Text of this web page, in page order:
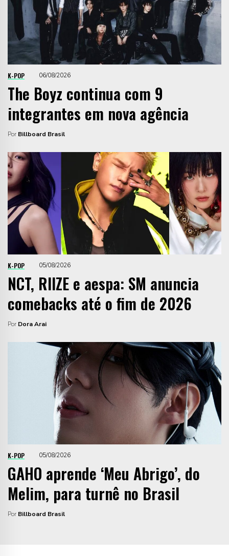
K-POP 06/08/2026
The Boyz continua com 9
integrantes em nova agência
Por Billboard Brasil
K-POP 05/08/2026
NCT, RIIZE e aespa: SM anuncia
comebacks até o fim de 2026
Por Dora Arai
K-POP 05/08/2026
GAHO aprende ‘Meu Abrigo’, do
Melim, para turnê no Brasil
Por Billboard Brasil